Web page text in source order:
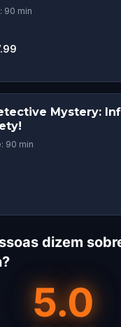
90 min
Mystery:
90 min
dizem
5.0